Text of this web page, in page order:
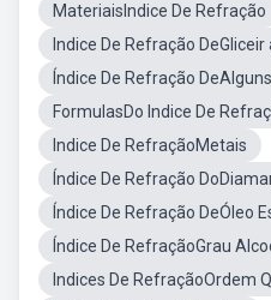
MateriaisIndice De Refração
Indice De Refração DeGliceir
Índice De Refração
FormulasDo Indice De
Indice De RefraçãoMetais
Índice De Refração
Índice De Refração DeÓleo
Índice De RefraçãoGrau
Indices De RefraçãoOrdem